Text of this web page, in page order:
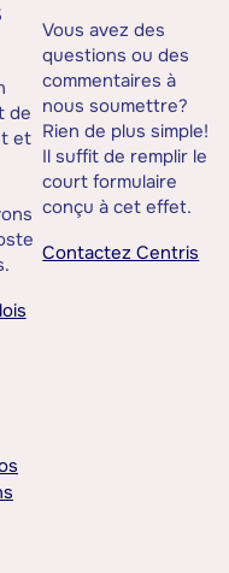
de
et
Vous avez des
questions ou des
commentaires à
nous soumettre?
Rien de plus simple!
Il suffit de remplir le
court formulaire
conçu à cet effet.
Contactez Centris